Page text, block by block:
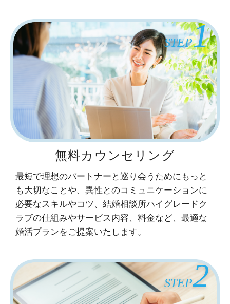
STEP1
無料カウンセリング
最短で理想のパートナーと巡り会うためにもっと
も大切なことや、異性とのコミュニケーションに
必要なスキルやコツ、結婚相談所ハイグレードク
ラブの仕組みやサービス内容、料金など、最適な
婚活プランをご提案いたします。
STEP2